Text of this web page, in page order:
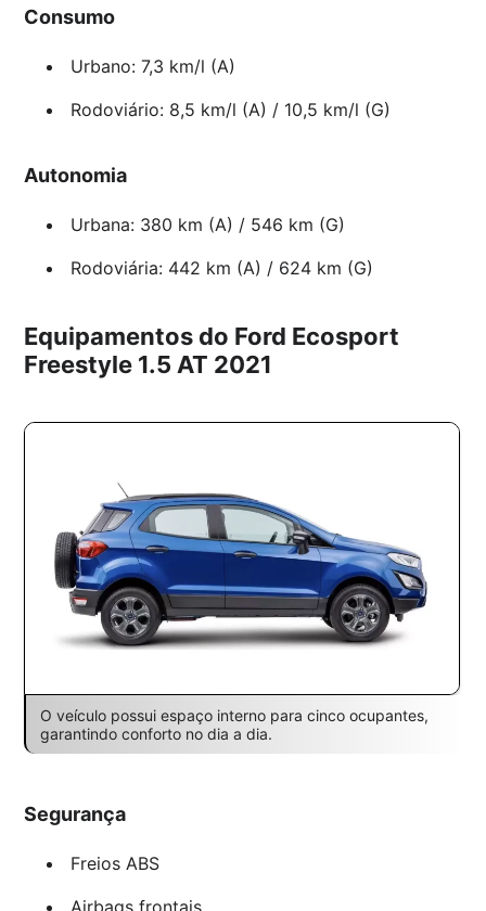
Consumo
Urbano: 7,3 km/l (A)
Rodoviário: 8,5 km/l (A) / 10,5 km/l (G)
Autonomia
Urbana: 380 km (A) / 546 km (G)
Rodoviária: 442 km (A) / 624 km (G)
Equipamentos do Ford Ecosport
Freestyle 1.5 AT 2021
O veículo possui espaço interno para cinco ocupantes,
garantindo conforto no dia a dia.
Segurança
Freios ABS